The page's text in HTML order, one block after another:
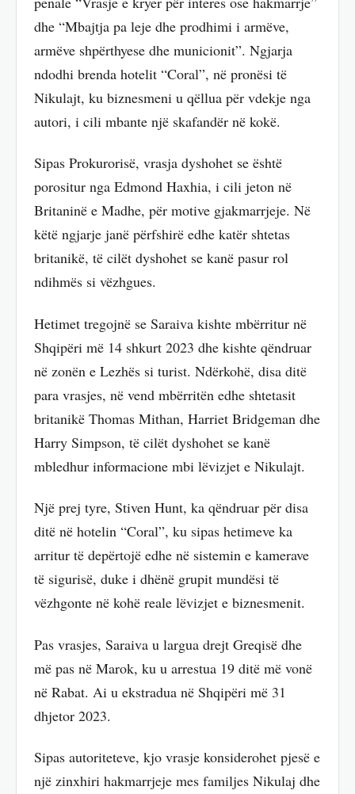
dhe “Mbajtja pa leje dhe prodhimi i armëve,
armëve shpërthyese dhe municionit”. Ngjarja
ndodhi brenda hotelit “Coral”, në pronësi të
Nikulajt, ku biznesmeni u qëllua për vdekje nga
autori, i cili mbante një skafandër në kokë.
Sipas Prokurorisë, vrasja dyshohet se është
porositur nga Edmond Haxhia, i cili jeton në
Britaninë e Madhe, për motive gjakmarrjeje. Në
këtë ngjarje janë përfshirë edhe katër shtetas
britanikë, të cilët dyshohet se kanë pasur rol
ndihmës si vëzhgues.
Hetimet tregojnë se Saraiva kishte mbërritur në
Shqipëri më 14 shkurt 2023 dhe kishte qëndruar
në zonën e Lezhës si turist. Ndërkohë, disa ditë
para vrasjes, në vend mbërritën edhe shtetasit
britanikë Thomas Mithan, Harriet Bridgeman dhe
Harry Simpson, të cilët dyshohet se kanë
mbledhur informacione mbi lëvizjet e Nikulajt.
Një prej tyre, Stiven Hunt, ka qëndruar për disa
ditë në hotelin “Coral”, ku sipas hetimeve ka
arritur të depërtojë edhe në sistemin e kamerave
të sigurisë, duke i dhënë grupit mundësi të
vëzhgonte në kohë reale lëvizjet e biznesmenit.
Pas vrasjes, Saraiva u largua drejt Greqisë dhe
më pas në Marok, ku u arrestua 19 ditë më vonë
në Rabat. Ai u ekstradua në Shqipëri më 31
dhjetor 2023.
Sipas autoriteteve, kjo vrasje konsiderohet pjesë e
një zinxhiri hakmarrjeje mes familjes Nikulaj dhe